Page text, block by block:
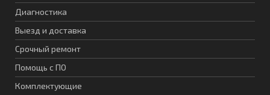
Диагностика
Выезд и доставка
Срочный ремонт
Помощь с ПО
Комплектующие